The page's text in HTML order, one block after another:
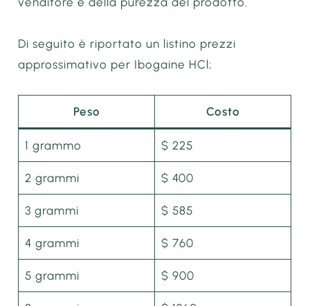
Di seguito è riportato un listino prezzi
approssimativo per Ibogaine HCl;
Peso Costo
1 grammo $ 225
2 grammi $ 400
3 grammi $ 585
4 grammi $ 760
5 grammi $ 900